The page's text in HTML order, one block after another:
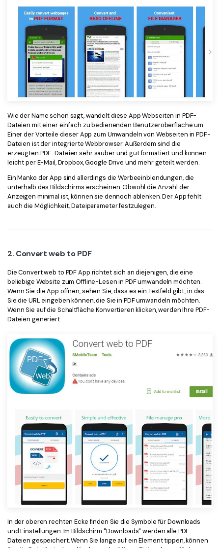
Wie der Name schon sagt, wandelt diese App Webseiten in PDF-
Dateien mit einer einfach zu bedienenden Benutzeroberfläche um.
Einer der Vorteile dieser App zum Umwandeln von Webseiten in PDF-
Dateien ist der integrierte Webbrowser. Außerdem sind die
erzeugten PDF-Dateien sehr sauber und gut formatiert und können
leicht per E-Mail, Dropbox, Google Drive und mehr geteilt werden.
Ein Manko der App sind allerdings die Werbeeinblendungen, die
unterhalb des Bildschirms erscheinen. Obwohl die Anzahl der
Anzeigen minimal ist, können sie dennoch ablenken. Der App fehlt
auch die Möglichkeit, Dateiparameter festzulegen.
2. Convert web to PDF
Die Convert web to PDF App richtet sich an diejenigen, die eine
beliebige Website zum Offline-Lesen in PDF umwandeln möchten.
Wenn Sie die App öffnen, sehen Sie, dass es ein Textfeld gibt, in das
Sie die URL eingeben können, die Sie in PDF umwandeln möchten.
Wenn Sie auf die Schaltfläche Konvertieren klicken, werden Ihre PDF-
Dateien generiert.
In der oberen rechten Ecke finden Sie die Symbole für Downloads
und Einstellungen. Im Bildschirm "Downloads" werden alle PDF-
Dateien gespeichert. Wenn Sie lange auf ein Element tippen, können